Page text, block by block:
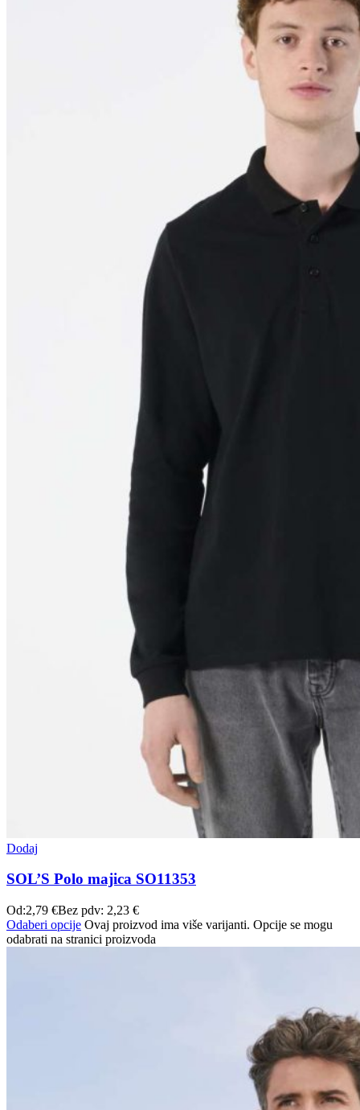
Dodaj
SOL’S Polo majica SO11353
Od:2,79 €Bez pdv: 2,23 €
Odaberi opcije Ovaj proizvod ima više varijanti. Opcije se mogu
odabrati na stranici proizvoda